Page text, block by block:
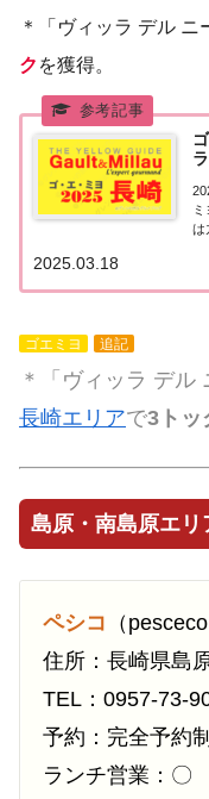
＊「ヴィッラ デル ニ
ク を獲得。
は
ミ
2025.03.18
ゴエミヨ 追記
＊「ヴィッラ デル
長崎エリアで3トッ
島原・南島原エリ
ペシコ （
住所：長崎県島
TEL：0957-73-
予約：完全予約制
ランチ営業：〇